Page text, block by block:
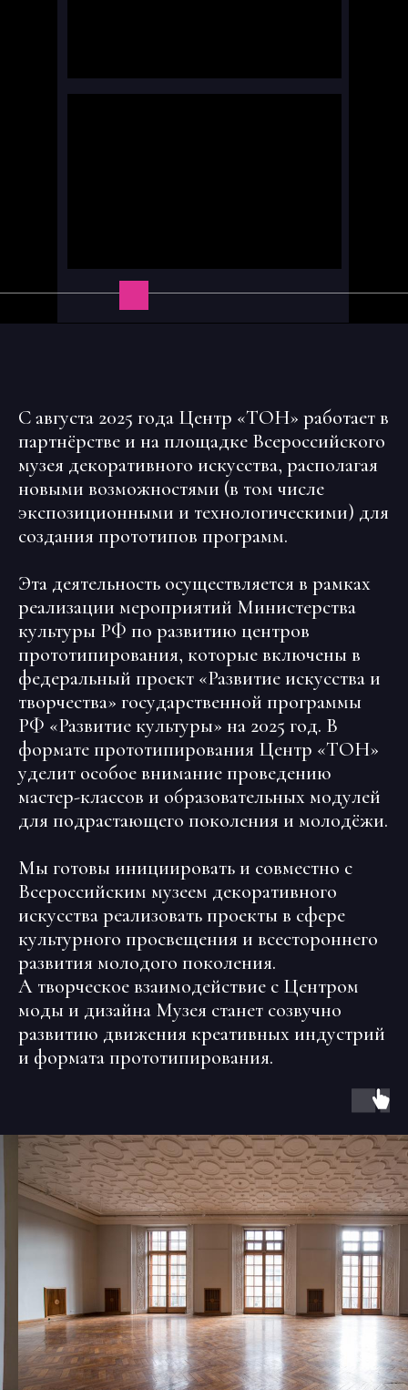
С августа 2025 года Центр «ТОН» работает в
партнёрстве и на площадке Всероссийского
музея декоративного искусства, располагая
новыми возможностями (в том числе
экспозиционными и технологическими) для
создания прототипов программ.
Эта деятельность осуществляется в рамках
реализации мероприятий Министерства
культуры РФ по развитию центров
прототипирования, которые включены в
федеральный проект «Развитие искусства и
творчества» государственной программы
РФ «Развитие культуры» на 2025 год. В
формате прототипирования Центр «ТОН»
уделит особое внимание проведению
мастер-классов и образовательных модулей
для подрастающего поколения и молодёжи.
Мы готовы инициировать и совместно с
Всероссийским музеем декоративного
искусства реализовать проекты в сфере
культурного просвещения и всестороннего
развития молодого поколения.
А творческое взаимодействие с Центром
моды и дизайна Музея станет созвучно
развитию движения креативных индустрий
и формата прототипирования.